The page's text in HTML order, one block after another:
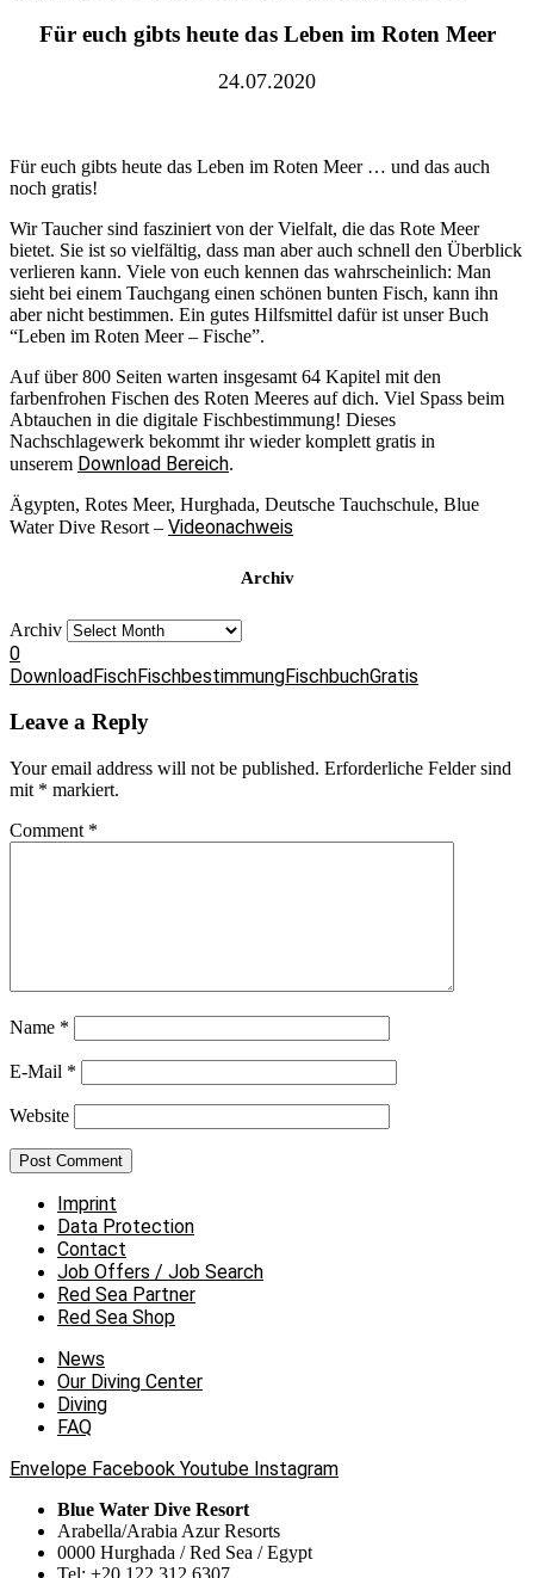
Für euch gibts heute das Leben im Roten Meer
24.07.2020
Für euch gibts heute das Leben im Roten Meer … und das auch
noch gratis!
Wir Taucher sind fasziniert von der Vielfalt, die das Rote Meer
bietet. Sie ist so vielfältig, dass man aber auch schnell den Überblick
verlieren kann. Viele von euch kennen das wahrscheinlich: Man
sieht bei einem Tauchgang einen schönen bunten Fisch, kann ihn
aber nicht bestimmen. Ein gutes Hilfsmittel dafür ist unser Buch
“Leben im Roten Meer – Fische”.
Auf über 800 Seiten warten insgesamt 64 Kapitel mit den
farbenfrohen Fischen des Roten Meeres auf dich. Viel Spass beim
Abtauchen in die digitale Fischbestimmung! Dieses
Nachschlagewerk bekommt ihr wieder komplett gratis in
unserem Download Bereich.
Ägypten, Rotes Meer, Hurghada, Deutsche Tauchschule, Blue
Water Dive Resort – Videonachweis
Archiv
Archiv
0
DownloadFischFischbestimmungFischbuchGratis
Leave a Reply
Your email address will not be published. Erforderliche Felder sind
mit * markiert.
Comment *
Name *
E-Mail *
Website
Imprint
Data Protection
Contact
Job Offers / Job Search
Red Sea Partner
Red Sea Shop
News
Our Diving Center
Diving
FAQ
Envelope Facebook Youtube Instagram
Blue Water Dive Resort
Arabella/Arabia Azur Resorts
0000 Hurghada / Red Sea / Egypt
Tel: +20 122 312 6307